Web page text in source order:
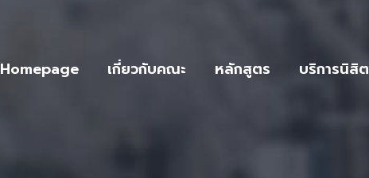
Homepage เกี่ยวกับคณะ หลักสูตร บริการนิสิต